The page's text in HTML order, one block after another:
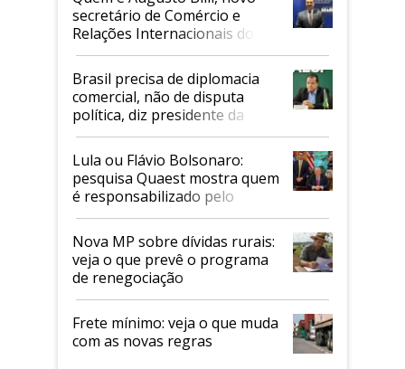
secretário de Comércio e
Relações Internacionais do
Mapa
Brasil precisa de diplomacia
comercial, não de disputa
política, diz presidente da
Faesp
Lula ou Flávio Bolsonaro:
pesquisa Quaest mostra quem
é responsabilizado pelo
tarifaço dos EUA
Nova MP sobre dívidas rurais:
veja o que prevê o programa
de renegociação
Frete mínimo: veja o que muda
com as novas regras